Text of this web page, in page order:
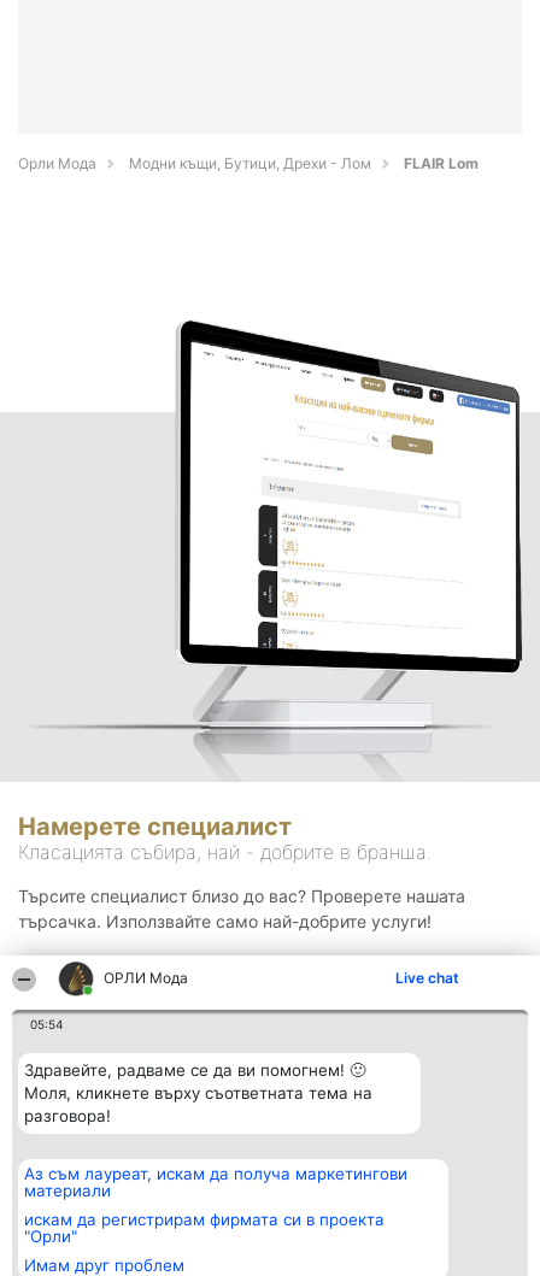
ОРЛИ Мода Live chat
05:54
Здравейте, радваме се да ви помогнем! 🙂
Моля, кликнете върху съответната тема на
разговора!
Аз съм лауреат, искам да получа маркетингови
материали
искам да регистрирам фирмата си в проекта
"Орли"
Имам друг проблем
Орли Мода Модни къщи, Бутици, Дрехи - Лом FLAIR Lom
Намерете специалист
Класацията събира, най - добрите в бранша.
Търсите специалист близо до вас? Проверете нашата
търсачка. Използвайте само най-добрите услуги!
Организатор на
класиране
BulevardulAleea Timișul De
Sus Nr. 2, Bl. A30, Sc. A, Et.
4, Ap. 13
Класация
всички
Контакти